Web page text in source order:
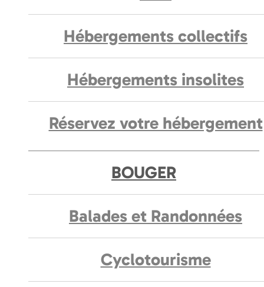
Hébergements collectifs
Hébergements insolites
Réservez votre hébergement
BOUGER
Balades et Randonnées
Cyclotourisme